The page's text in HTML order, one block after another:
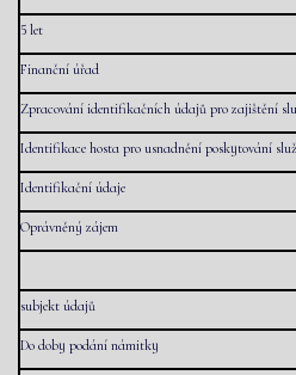
5 let
Finanční úřad
Zpracování identifikačních údajů pro zajištění
Identifikace hosta pro usnadnění poskytování
Identifikační údaje
Oprávněný zájem
subjekt údajů
Do doby podání námitky